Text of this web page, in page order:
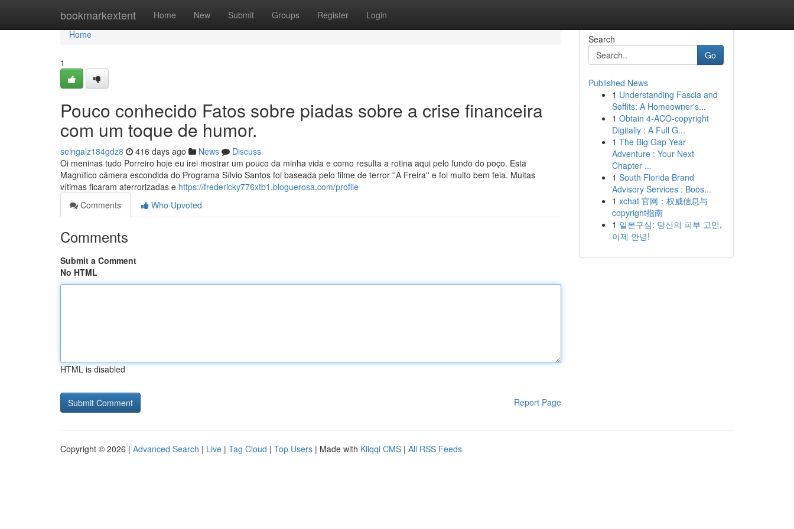
bookmarkextent Home New Submit Groups Register Login
Home
Home
1
Pouco conhecido Fatos sobre piadas sobre a crise financeira
com um toque de humor.
seingalz184gdz8 416 days ago News
Discuss
Oi meninas tudo Porreiro hoje eu irei mostrar um pouco da minha vida e como resulta a rotina aqui pelo fundo do poço. Esta
Magnífico câmera escondida do Programa Sílvio Santos foi baseada pelo filme de terror ''A Freira'' e foi muito bem feia. Muitas
vítimas ficaram aterrorizadas e https://fredericky776xtb1.bloguerosa.com/profile
Comments
Who Upvoted
Comments
Submit a Comment
No HTML
HTML is disabled
Report Page
Search
Go
Published News
1 Understanding Fascia and
Soffits: A Homeowner's...
1 Obtain 4-ACO-copyright
Digitally : A Full G...
1 The Big Gap Year
Adventure : Your Next
Chapter ...
1 South Florida Brand
Advisory Services : Boos...
1 xchat 官网：权威信息与
copyright指南
1 일본구심: 당신의 피부 고민,
이제 안녕!
Copyright © 2026 | Advanced Search | Live | Tag Cloud | Top Users | Made with Kliqqi CMS | All RSS Feeds